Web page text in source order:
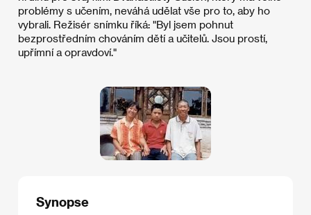
problémy s učením, neváhá udělat vše pro to, aby ho
vybrali. Režisér snímku říká: "Byl jsem pohnut
bezprostředním chováním dětí a učitelů. Jsou prostí,
upřímní a opravdoví."
Synopse